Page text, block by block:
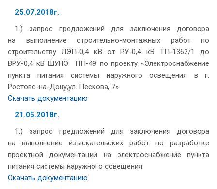
25.07.2018г.
1.) запрос предложений для заключения договора
на выполнение строительно-монтажных работ по
строительству ЛЭП-0,4 кВ от РУ-0,4 кВ ТП-1362/1 до
ВРУ-0,4 кВ ШУНО ПП-49 по проекту «Электроснабжение
пункта питания системы наружного освещения в г.
Ростове-на-Дону,ул. Пескова, 7».
Скачать документацию
21.05.2018г.
1.) запрос предложений для заключения договора
на выполнение изыскательских работ по разработке
проектной документации на электроснабжение пункта
питания системы наружного освещения.
Скачать документацию